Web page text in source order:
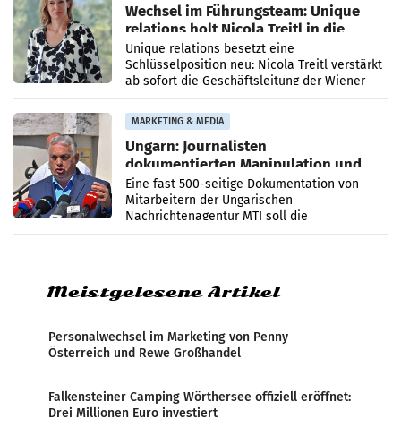
Wechsel im Führungsteam: Unique
relations holt Nicola Treitl in die
Geschäftsleitung
Unique relations besetzt eine
Schlüsselposition neu: Nicola Treitl verstärkt
ab sofort die Geschäftsleitung der Wiener
PR-Agentur an der Seite von Josef Kalina und
Anna Kalina-Mahr.
MARKETING & MEDIA
Ungarn: Journalisten
dokumentierten Manipulation und
Zensur
Eine fast 500-seitige Dokumentation von
Mitarbeitern der Ungarischen
Nachrichtenagentur MTI soll die
systematische Nachrichten-Manipulation und
Meistgelesene Artikel
Personalwechsel im Marketing von Penny
Österreich und Rewe Großhandel
Falkensteiner Camping Wörthersee offiziell eröffnet:
Drei Millionen Euro investiert